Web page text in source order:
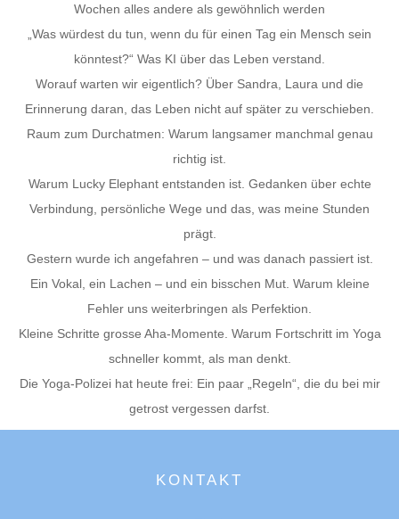
Wochen alles andere als gewöhnlich werden
„Was würdest du tun, wenn du für einen Tag ein Mensch sein
könntest?“ Was KI über das Leben verstand.
Worauf warten wir eigentlich? Über Sandra, Laura und die
Erinnerung daran, das Leben nicht auf später zu verschieben.
Raum zum Durchatmen: Warum langsamer manchmal genau
richtig ist.
Warum Lucky Elephant entstanden ist. Gedanken über echte
Verbindung, persönliche Wege und das, was meine Stunden
prägt.
Gestern wurde ich angefahren – und was danach passiert ist.
Ein Vokal, ein Lachen – und ein bisschen Mut. Warum kleine
Fehler uns weiterbringen als Perfektion.
Kleine Schritte grosse Aha-Momente. Warum Fortschritt im Yoga
schneller kommt, als man denkt.
Die Yoga-Polizei hat heute frei: Ein paar „Regeln“, die du bei mir
getrost vergessen darfst.
KONTAKT